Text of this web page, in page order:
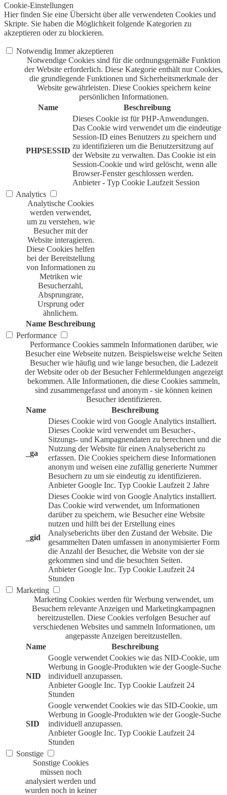
Cookie-Einstellungen
Hier finden Sie eine Übersicht über alle verwendeten Cookies und
Skripte. Sie haben die Möglichkeit folgende Kategorien zu
akzeptieren oder zu blockieren.
Notwendig Immer akzeptieren
Notwendige Cookies sind für die ordnungsgemäße Funktion
der Website erforderlich. Diese Kategorie enthält nur Cookies,
die grundlegende Funktionen und Sicherheitsmerkmale der
Website gewährleisten. Diese Cookies speichern keine
persönlichen Informationen.
Name
Beschreibung
PHPSESSID
Dieses Cookie ist für PHP-Anwendungen.
Das Cookie wird verwendet um die eindeutige
Session-ID eines Benutzers zu speichern und
zu identifizieren um die Benutzersitzung auf
der Website zu verwalten. Das Cookie ist ein
Session-Cookie und wird gelöscht, wenn alle
Browser-Fenster geschlossen werden.
Anbieter - Typ Cookie Laufzeit Session
Analytics
Analytische Cookies
werden verwendet,
um zu verstehen, wie
Besucher mit der
Website interagieren.
Diese Cookies helfen
bei der Bereitstellung
von Informationen zu
Metriken wie
Besucherzahl,
Absprungrate,
Ursprung oder
ähnlichem.
Name Beschreibung
Performance
Performance Cookies sammeln Informationen darüber, wie
Besucher eine Webseite nutzen. Beispielsweise welche Seiten
Besucher wie häufig und wie lange besuchen, die Ladezeit
der Website oder ob der Besucher Fehlermeldungen angezeigt
bekommen. Alle Informationen, die diese Cookies sammeln,
sind zusammengefasst und anonym - sie können keinen
Besucher identifizieren.
Name
Beschreibung
_ga
Dieses Cookie wird von Google Analytics installiert.
Dieses Cookie wird verwendet um Besucher-,
Sitzungs- und Kampagnendaten zu berechnen und die
Nutzung der Website für einen Analysebericht zu
erfassen. Die Cookies speichern diese Informationen
anonym und weisen eine zufällig generierte Nummer
Besuchern zu um sie eindeutig zu identifizieren.
Anbieter Google Inc. Typ Cookie Laufzeit 2 Jahre
_gid
Dieses Cookie wird von Google Analytics installiert.
Das Cookie wird verwendet, um Informationen
darüber zu speichern, wie Besucher eine Website
nutzen und hilft bei der Erstellung eines
Analyseberichts über den Zustand der Website. Die
gesammelten Daten umfassen in anonymisierter Form
die Anzahl der Besucher, die Website von der sie
gekommen sind und die besuchten Seiten.
Anbieter Google Inc. Typ Cookie Laufzeit 24
Stunden
Marketing
Marketing Cookies werden für Werbung verwendet, um
Besuchern relevante Anzeigen und Marketingkampagnen
bereitzustellen. Diese Cookies verfolgen Besucher auf
verschiedenen Websites und sammeln Informationen, um
angepasste Anzeigen bereitzustellen.
Name
Beschreibung
NID
Google verwendet Cookies wie das NID-Cookie, um
Werbung in Google-Produkten wie der Google-Suche
individuell anzupassen.
Anbieter Google Inc. Typ Cookie Laufzeit 24
Stunden
SID
Google verwendet Cookies wie das SID-Cookie, um
Werbung in Google-Produkten wie der Google-Suche
individuell anzupassen.
Anbieter Google Inc. Typ Cookie Laufzeit 24
Stunden
Sonstige
Sonstige Cookies
müssen noch
analysiert werden und
wurden noch in keiner